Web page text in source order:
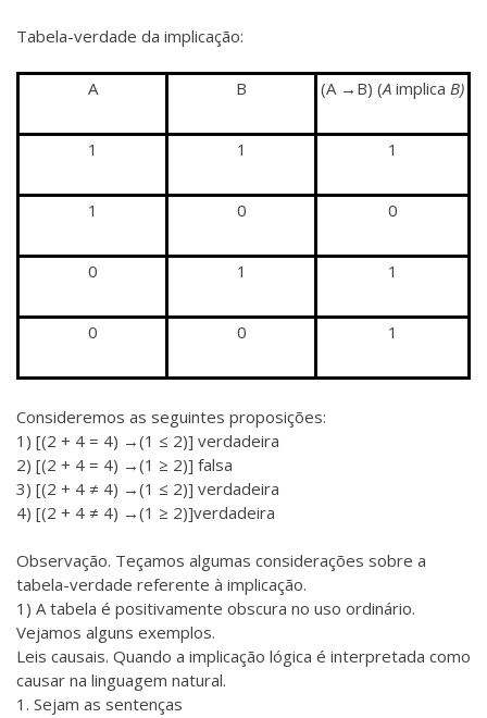
Tabela-verdade da implicação:
A B (A → B) (A implica B)
1 1 1
1 0 0
0 1 1
0 0 1
Consideremos as seguintes proposições:
1) [(2 + 4 = 4) →(1 ≤ 2)] verdadeira
2) [(2 + 4 = 4) →(1 ≥ 2)] falsa
3) [(2 + 4 ≠ 4) →(1 ≤ 2)] verdadeira
4) [(2 + 4 ≠ 4) →(1 ≥ 2)]verdadeira
Observação. Teçamos algumas considerações sobre a
tabela-verdade referente à implicação.
1) A tabela é positivamente obscura no uso ordinário.
Vejamos alguns exemplos.
Leis causais. Quando a implicação lógica é interpretada como
causar na linguagem natural.
1. Sejam as sentenças